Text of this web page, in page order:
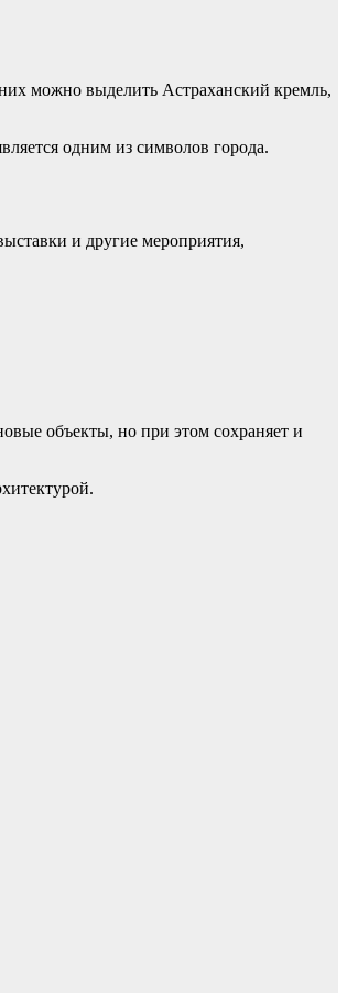
можно выделить Астраханский кремль,
одним из символов города.
и другие мероприятия,
объекты, но при этом сохраняет и